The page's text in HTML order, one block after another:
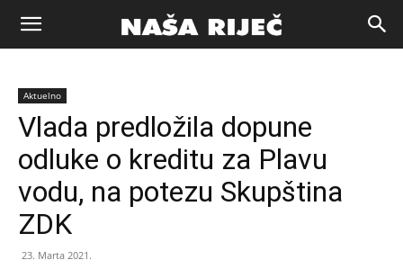
Naša
riječ
Aktuelno
Vlada predložila dopune
odluke o kreditu za Plavu
vodu, na potezu Skupština
ZDK
23. Marta 2021.